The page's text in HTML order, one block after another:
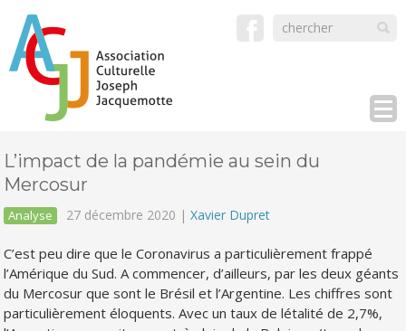
L’impact de la pandémie au sein du
Mercosur
Analyse 27 décembre 2020 |Xavier Dupret
C’est peu dire que le Coronavirus a particulièrement frappé
l’Amérique du Sud. A commencer, d’ailleurs, par les deux géants
du Mercosur que sont le Brésil et l’Argentine. Les chiffres sont
particulièrement éloquents. Avec un taux de létalité de 2,7%,